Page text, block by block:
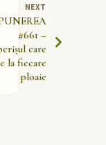
NEXT
#661 –
care
la fiecare
ploaie